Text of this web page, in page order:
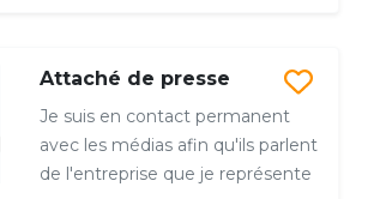
Attaché de presse
Je suis en contact permanent
avec les médias afin qu'ils parlent
de l'entreprise que je représente